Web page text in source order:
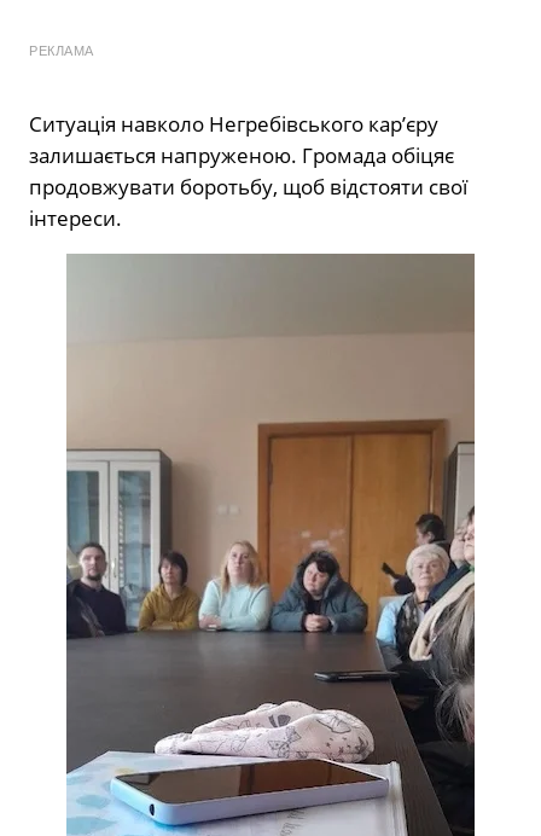
РЕКЛАМА
Ситуація навколо Негребівського кар’єру
залишається напруженою. Громада обіцяє
продовжувати боротьбу, щоб відстояти свої
інтереси.